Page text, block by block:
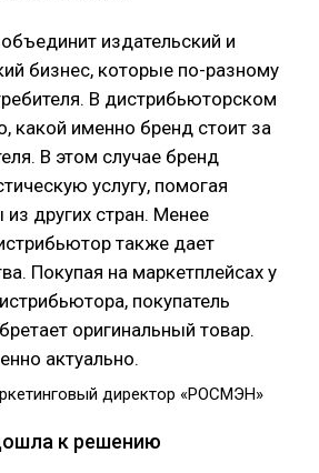
издательский и
бизнес, которые по-разному
В дистрибьюторском
какой именно бренд стоит за
В этом случае бренд
услугу, помогая
из других стран. Менее
также дает
Покупая на маркетплейсах у
покупатель
оригинальный товар.
актуально.
директор «РОСМЭН»
к решению